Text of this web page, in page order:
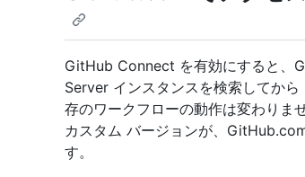
GitHub Connect を有効にすると、
Server インスタンスを検索してか
存のワークフローの動作は変わりま
カスタム バージョンが、
す。